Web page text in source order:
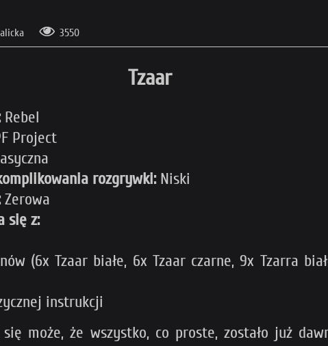
3550
Tzaar
Rebel
Project
rozgrywki: Niski
Zerowa
się z:
(6x Tzaar białe, 6x Tzaar czarne, 9x Tzarra
instrukcji
się może, że wszystko, co proste, zostało już